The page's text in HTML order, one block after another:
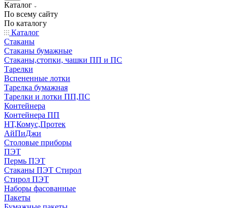
Каталог
По всему сайту
По каталогу
Каталог
Стаканы
Стаканы бумажные
Стаканы,стопки, чашки ПП и ПС
Тарелки
Вспененные лотки
Тарелка бумажная
Тарелки и лотки ПП,ПС
Контейнера
Контейнера ПП
НТ,Комус,Протек
АйПиДжи
Столовые приборы
ПЭТ
Пермь ПЭТ
Стаканы ПЭТ Стирол
Стирол ПЭТ
Наборы фасованные
Пакеты